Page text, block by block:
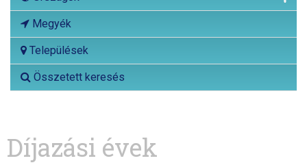
Megyék
Települések
Összetett keresés
Díjazási évek